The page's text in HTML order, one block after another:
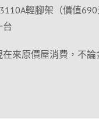
輕腳架（價值690
台
來原價屋消費，不